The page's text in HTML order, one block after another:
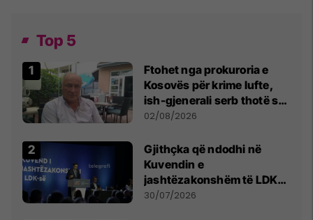
Top 5
Ftohet nga prokuroria e
Kosovës për krime lufte,
ish-gjenerali serb thotë se
dikush e tradhtoi në
02/08/2026
Gjithçka që ndodhi në
Kuvendin e
jashtëzakonshëm të LDK-
së
30/07/2026